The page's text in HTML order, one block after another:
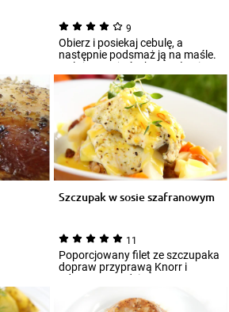
9
Obierz i posiekaj cebulę, a
następnie podsmaż ją na maśle.
Należy uważać, aby masło nie
przypalił...
Szczupak w sosie szafranowym
11
Poporcjowany filet ze szczupaka
dopraw przyprawą Knorr i
odstaw na godzinę.